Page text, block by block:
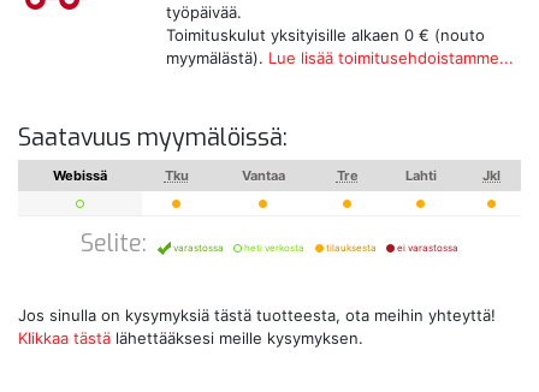
työpäivää.
Toimituskulut yksityisille alkaen 0 € (nouto
myymälästä). Lue lisää toimitusehdoistamme...
Saatavuus myymälöissä:
Webissä Tku Vantaa Tre Lahti Jkl
Selite: varastossa heti verkosta tilauksesta ei varastossa
Jos sinulla on kysymyksiä tästä tuotteesta, ota meihin yhteyttä!
Klikkaa tästä lähettääksesi meille kysymyksen.